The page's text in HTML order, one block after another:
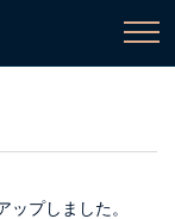
プしました。